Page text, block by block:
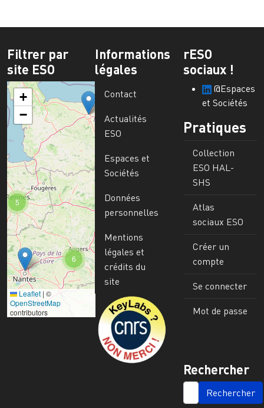
Filtrer par
site ESO
6
5
+
−
Leaflet | ©
OpenStreetMap
contributors
Informations
légales
Contact
Actualités
ESO
Espaces et
Sociétés
Données
personnelles
Mentions
légales et
crédits du
site
Image
rESO
sociaux !
@Espaces
et Sociétés
Pratiques
Collection
ESO HAL-
SHS
Atlas
sociaux ESO
Créer un
compte
Se connecter
Mot de passe
Rechercher
SEARCH